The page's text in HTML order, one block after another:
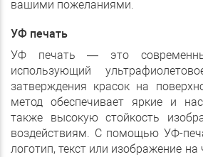
вашими пожеланиями.
УФ печать
УФ печать — это
использующий
затверждения красок на
метод обеспечивает яркие и
также высокую стойкость
воздействиям. С помощью УФ-
логотип, текст или изображение